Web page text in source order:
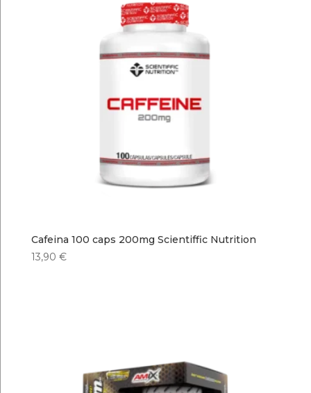
Cafeina 100 caps 200mg Scientiffic Nutrition
13,90 €